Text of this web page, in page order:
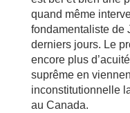
quand même
fondamentaliste de
derniers jours. Le
encore plus
suprême en
inconstitutionnelle
au Canada.